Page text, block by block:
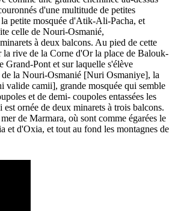
d'une multitude de petites
petite mosquée d'Atik-Ali-Pacha, et
celle de Nouri-Osmanié,
à deux balcons. Au pied de cette
la rive de la Corne d'Or la place de Balouk-
Grand-Pont et sur laquelle s'élève
de la Nouri-Osmanié [Nuri Osmaniye], la
valide camii], grande mosquée qui semble
et de demi- coupoles entassées les
est ornée de deux minarets à trois balcons.
de Marmara, où sont comme égarées le
et d'Oxia, et tout au fond les montagnes de